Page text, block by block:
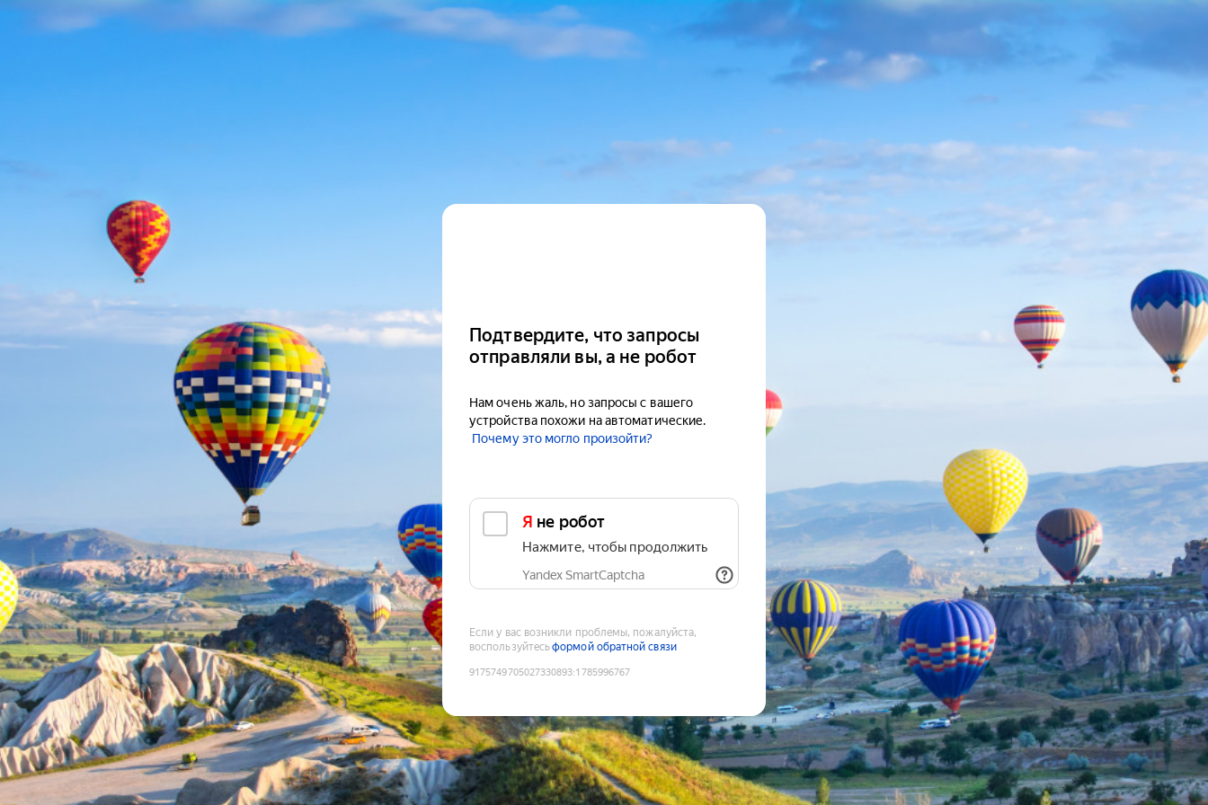
Подтвердите, что запросы
отправляли вы, а не робот
Нам очень жаль, но запросы с вашего
устройства похожи на автоматические.
Почему это могло произойти?
Я не робот
Нажмите, чтобы продолжить
Yandex SmartCaptcha
Если у вас возникли проблемы, пожалуйста,
воспользуйтесьформой обратной связи
9175749705027330893:1785996767